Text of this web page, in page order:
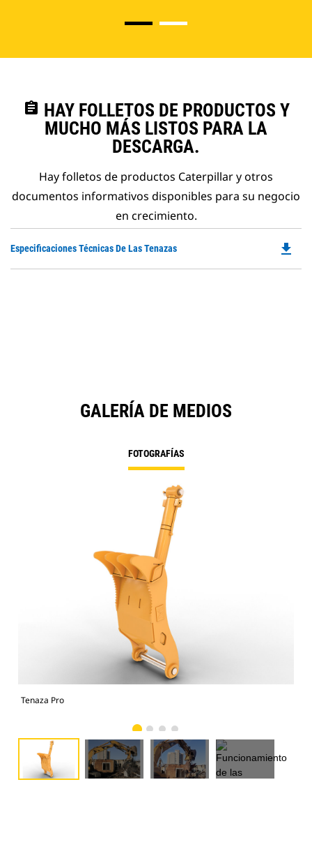
assignment HAY FOLLETOS DE PRODUCTOS Y
MUCHO MÁS LISTOS PARA LA
DESCARGA.
Hay folletos de productos Caterpillar y otros
documentos informativos disponibles para su negocio
en crecimiento.
Especificaciones Técnicas De Las Tenazas file_download
GALERÍA DE MEDIOS
FOTOGRAFÍAS
Tenaza Pro